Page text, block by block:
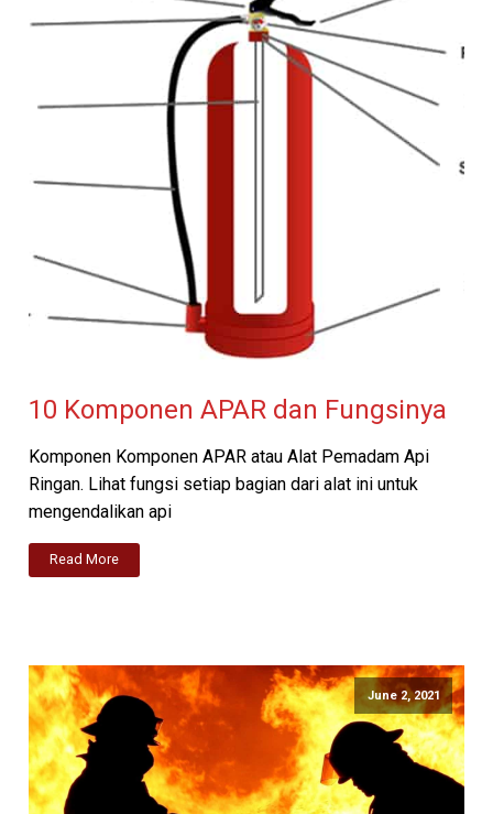
10 Komponen APAR dan Fungsinya
Komponen Komponen APAR atau Alat Pemadam Api
Ringan. Lihat fungsi setiap bagian dari alat ini untuk
mengendalikan api
Read More
June 2, 2021